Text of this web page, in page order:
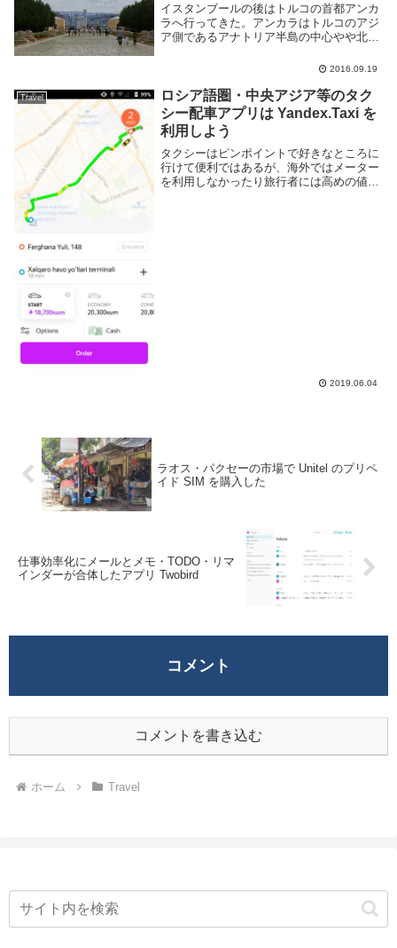
イスタンブールの後はトルコの首都アンカ
ラへ行ってきた。アンカラはトルコのアジ
ア側であるアナトリア半島の中心やや北西
寒く夏は暑い、寒暖の差が激しい地域とな
が、昼間は暑い...
2016.09.19
Travel
ロシア語圏・中央アジア等のタク
シー配車アプリは Yandex.Taxi を
利用しよう
タクシーはピンポイントで好きなところに
行けて便利ではあるが、海外ではメーター
を利用しなかったり旅行者には高めの値段
2019.06.04
ラオス・パクセーの市場で Unitel のプリペ
イド SIM を購入した
仕事効率化にメールとメモ・TODO・リマ
インダーが合体したアプリ Twobird
コメント
コメントを書き込む
ホーム Travel